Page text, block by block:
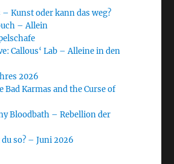
Kunst oder kann das weg?
– Allein
Callous‘ Lab – Alleine in den
2026
Bad Karmas and the Curse of
Bloodbath – Rebellion der
so? – Juni 2026